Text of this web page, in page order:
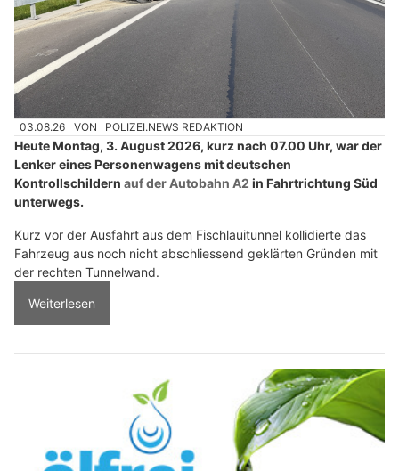
03.08.26 VON POLIZEI.NEWS REDAKTION
Heute Montag, 3. August 2026, kurz nach 07.00 Uhr, war der
Lenker eines Personenwagens mit deutschen
Kontrollschildern auf der Autobahn A2 in Fahrtrichtung Süd
unterwegs.
Kurz vor der Ausfahrt aus dem Fischlauitunnel kollidierte das
Fahrzeug aus noch nicht abschliessend geklärten Gründen mit
der rechten Tunnelwand.
Weiterlesen